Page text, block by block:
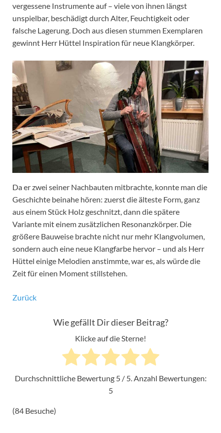
vergessene Instrumente auf – viele von ihnen längst
unspielbar, beschädigt durch Alter, Feuchtigkeit oder
falsche Lagerung. Doch aus diesen stummen Exemplaren
gewinnt Herr Hüttel Inspiration für neue Klangkörper.
Da er zwei seiner Nachbauten mitbrachte, konnte man die
Geschichte beinahe hören: zuerst die älteste Form, ganz
aus einem Stück Holz geschnitzt, dann die spätere
Variante mit einem zusätzlichen Resonanzkörper. Die
größere Bauweise brachte nicht nur mehr Klangvolumen,
sondern auch eine neue Klangfarbe hervor – und als Herr
Hüttel einige Melodien anstimmte, war es, als würde die
Zeit für einen Moment stillstehen.
Zurück
Wie gefällt Dir dieser Beitrag?
Klicke auf die Sterne!
Durchschnittliche Bewertung 5/ 5. Anzahl Bewertungen:
5
(84 Besuche)